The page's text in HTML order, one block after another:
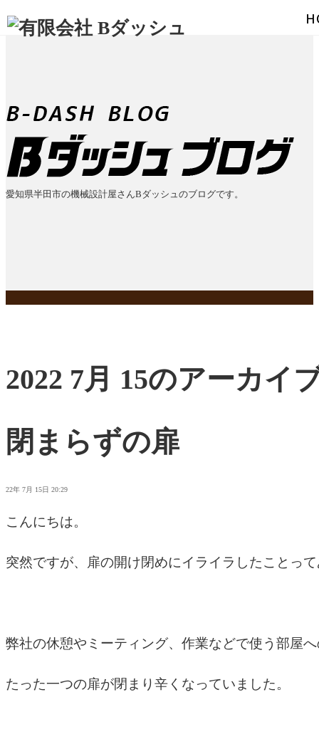
愛知県半田市の機械設計屋さんBダッシュのブログです。
2022 7月 15のアーカイ
閉まらずの扉
22年 7月 15日 20:29
こんにちは。
突然ですが、扉の開け閉めにイライラしたことっ
弊社の休憩やミーティング、作業などで使う部屋
たった一つの扉が閉まり辛くなっていました。